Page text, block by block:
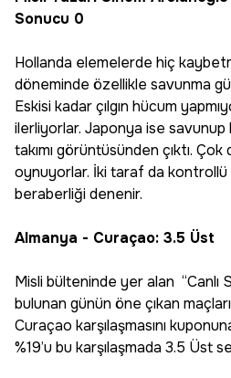
Sonucu 0
Hollanda elemelerde hiç
döneminde özellikle savunma
Eskisi kadar çılgın hücum
ilerliyorlar. Japonya ise
takımı görüntüsünden çıktı. Çok
oynuyorlar. İki taraf da kontrollü
beraberliği denenir.
Almanya - Curaçao: 3.5 Üst
Misli bülteninde yer alan “Canlı
bulunan günün öne çıkan
Curaçao karşılaşmasını
%19’u bu karşılaşmada 3.5 Üst